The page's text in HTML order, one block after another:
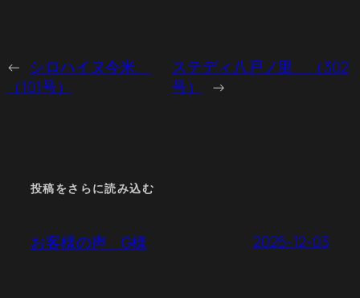
← シロハイヌ今米
（101号）
ステディ八戸ノ里 （302
号）
→
投稿をさらに読み込む
お客様の声 G様 2025-12-03